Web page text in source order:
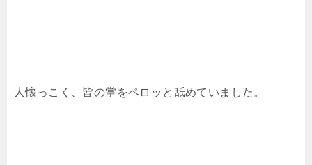
人懐っこく、皆の掌をペロッと舐めていました。